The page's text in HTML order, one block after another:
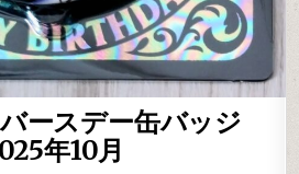
ースデー缶バッジ
年10月